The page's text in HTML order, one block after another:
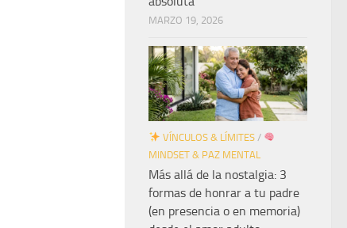
MARZO 19, 2026
VÍNCULOS & LÍMITES/
MINDSET & PAZ MENTAL
Más allá de la nostalgia: 3
formas de honrar a tu padre
(en presencia o en memoria)